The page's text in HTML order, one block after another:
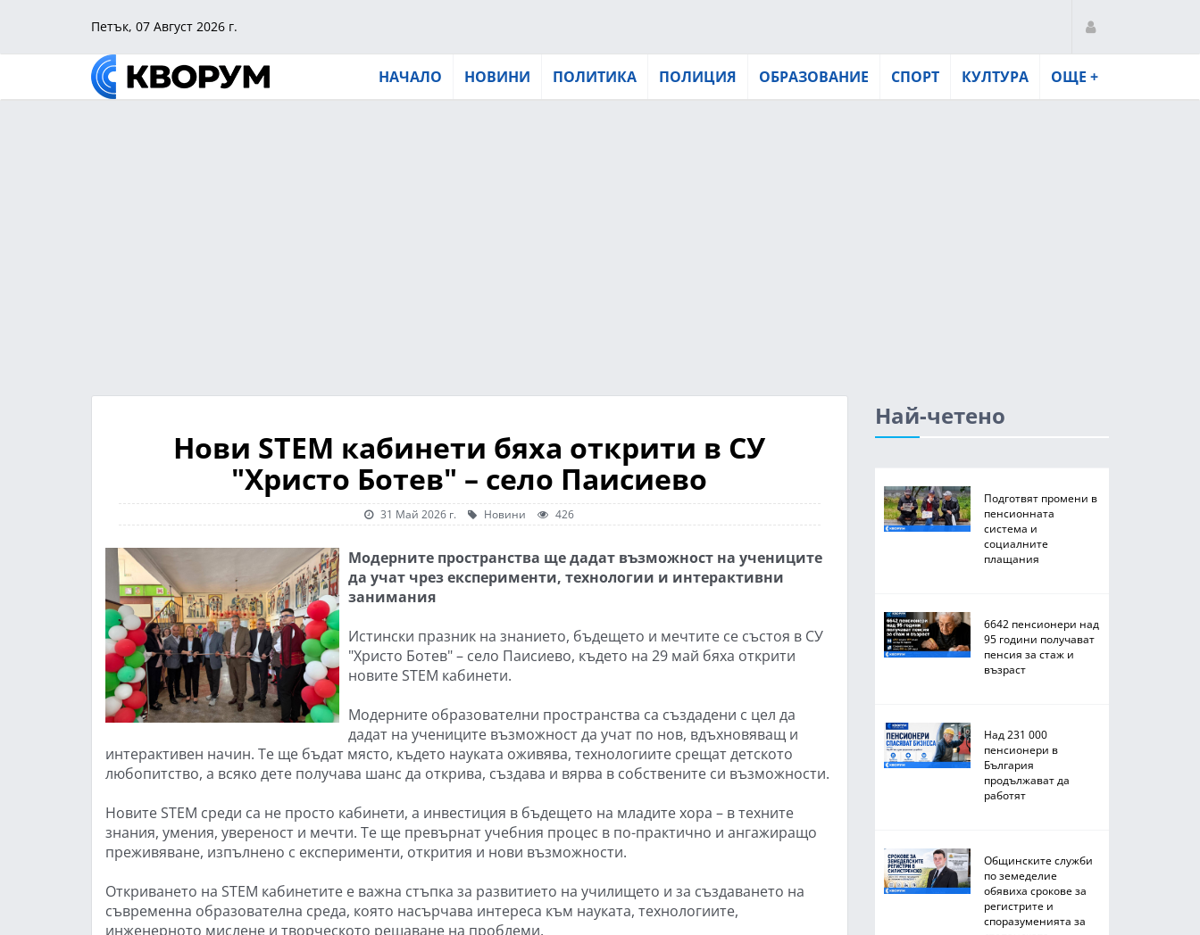
Петък, 07 Август 2026 г.
НАЧАЛО НОВИНИ ПОЛИТИКА ПОЛИЦИЯ ОБРАЗОВАНИЕ СПОРТ КУЛТУРА ОЩЕ +
Нови STEM кабинети бяха открити в СУ
"Христо Ботев" – село Паисиево
31 Май 2026 г. Новини 426
Модерните пространства ще дадат възможност на учениците
да учат чрез експерименти, технологии и интерактивни
занимания
Истински празник на знанието, бъдещето и мечтите се състоя в СУ
"Христо Ботев" – село Паисиево, където на 29 май бяха открити
новите STEM кабинети.
Модерните образователни пространства са създадени с цел да
дадат на учениците възможност да учат по нов, вдъхновяващ и
интерактивен начин. Те ще бъдат място, където науката оживява, технологиите срещат детското
любопитство, а всяко дете получава шанс да открива, създава и вярва в собствените си възможности.
Новите STEM среди са не просто кабинети, а инвестиция в бъдещето на младите хора – в техните
знания, умения, увереност и мечти. Те ще превърнат учебния процес в по-практично и ангажиращо
преживяване, изпълнено с експерименти, открития и нови възможности.
Откриването на STEM кабинетите е важна стъпка за развитието на училището и за създаването на
съвременна образователна среда, която насърчава интереса към науката, технологиите,
инженерното мислене и творческото решаване на проблеми.
Най-четено
Подготвят промени в
пенсионната
система и
социалните
плащания
6642 пенсионери над
95 години получават
пенсия за стаж и
възраст
Над 231 000
пенсионери в
България
продължават да
работят
Общинските служби
по земеделие
обявиха срокове за
регистрите и
споразуменията за